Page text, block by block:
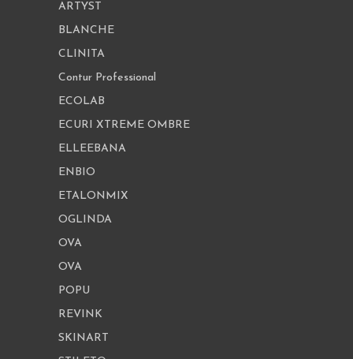
ARTYST
BLANCHE
CLINITA
Contur Professional
ECOLAB
ECURI XTREME OMBRE
ELLEEBANA
ENBIO
ETALONMIX
OGLINDA
OVA
OVA
POPU
REVINK
SKINART